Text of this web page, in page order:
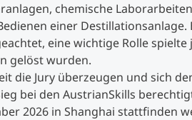
chemische
einer
eine wichtige Rolle
gelöst wurden.
die Jury überzeugen und sich
bei den AustrianSkills
2026 in Shanghai stattfinden